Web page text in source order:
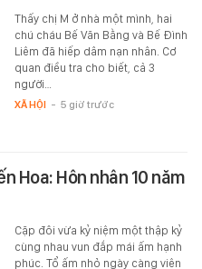
Thấy chị M ở nhà một mình, hai
chú cháu Bế Văn Bằng và Bế Đình
Liêm đã hiếp dâm nạn nhân. Cơ
quan điều tra cho biết, cả 3
người…
XÃ HỘI - 5 giờ trước
Hoa: Hôn nhân 10 năm
Cặp đôi vừa kỷ niệm một thập kỷ
cùng nhau vun đắp mái ấm hạnh
phúc. Tổ ấm nhỏ ngày càng viên